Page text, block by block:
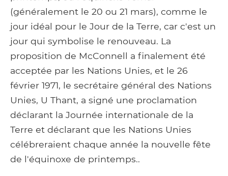
(généralement le 20 ou 21 mars), comme le
jour idéal pour le Jour de la Terre, car c'est un
jour qui symbolise le renouveau. La
proposition de McConnell a finalement été
acceptée par les Nations Unies, et le 26
février 1971, le secrétaire général des Nations
Unies, U Thant, a signé une proclamation
déclarant la Journée internationale de la
Terre et déclarant que les Nations Unies
célébreraient chaque année la nouvelle fête
de l'équinoxe de printemps..